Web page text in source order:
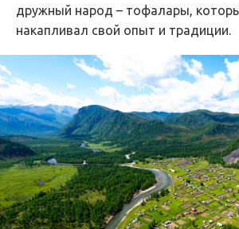
дружный народ – тофалары,
накапливал свой опыт и традиции.